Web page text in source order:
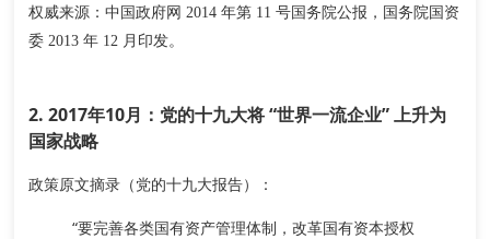
权威来源 ：中国政府网 2014 年第 11 号国务院公报，国务院国资
委 2013 年 12 月印发。
2. 2017年10月：党的十九大将 “世界一流企业” 上升为
国家战略
政策原文摘录（党的十九大报告） ：
“要完善各类国有资产管理体制，改革国有资本授权